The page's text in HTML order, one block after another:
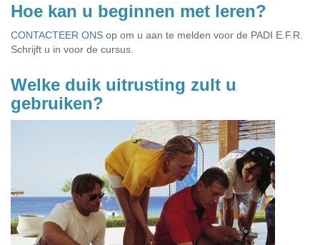
Hoe kan u beginnen met leren?
CONTACTEER ONS op om u aan te melden voor de PADI E.F.R.
Schrijft u in voor de cursus.
Welke duik uitrusting zult u
gebruiken?